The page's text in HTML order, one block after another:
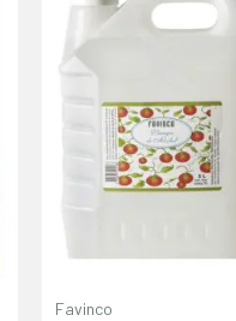
Favinco